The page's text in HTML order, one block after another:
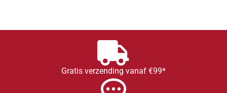
Gratis verzending vanaf €99*